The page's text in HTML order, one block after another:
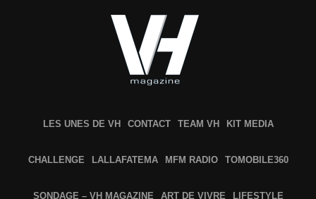
LES UNES DE VH CONTACT TEAM VH KIT MEDIA
CHALLENGE LALLAFATEMA MFM RADIO TOMOBILE360
SONDAGE – VH MAGAZINE ART DE VIVRE LIFESTYLE